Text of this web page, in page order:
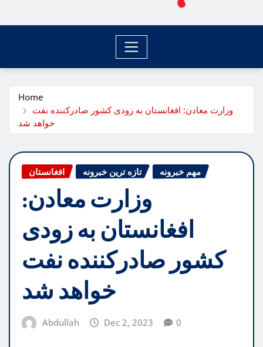
Home
وزارت معادن: افغانستان به زودی کشور صادرکننده نفت
خواهد شد
افغانستان تازه ترین خبرونه مهم خبرونه
وزارت معادن:
افغانستان به زودی
کشور صادرکننده نفت
خواهد شد
Abdullah Dec 2, 2023 0